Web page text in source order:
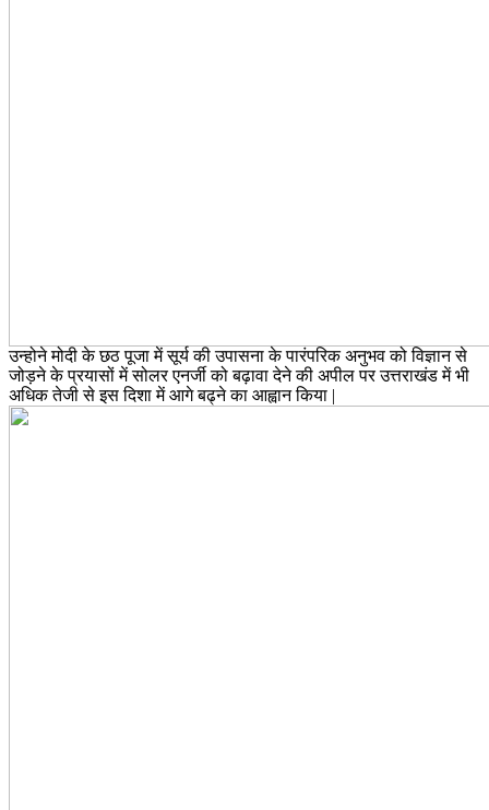
उन्होने मोदी के छठ पूजा में सूर्य की उपासना के पारंपरिक अनुभव को विज्ञान से
जोड़ने के प्रयासों में सोलर एनर्जी को बढ़ावा देने की अपील पर उत्तराखंड में भी
अधिक तेजी से इस दिशा में आगे बढ्ने का आह्वान किया |